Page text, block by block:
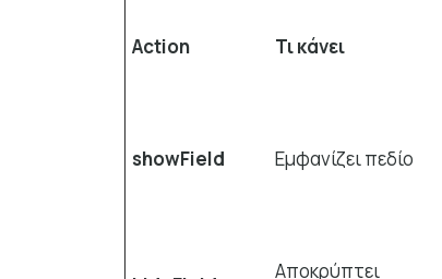
Action Τι κάνει
showField Εμφανίζει πεδίο
Αποκρύπτει